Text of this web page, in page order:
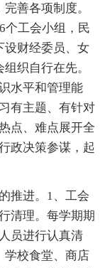
善各项制度。
个工会小组，民
设财经委员、女
织自行在先。
水平和管理能
有主题、有针对
点、难点展开全
政决策参谋，起
推进。1、工会
清理。每学期期
员进行认真清
学校食堂、商店